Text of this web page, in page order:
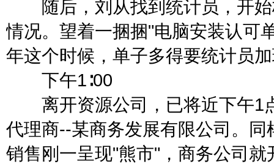
随后，刘从找到统计员，开始
情况。望着一捆捆"电脑安装认可
年这个时候，单子多得要统计员
下午1∶00
离开资源公司，已将近下午1
代理商--某商务发展有限公司。
销售刚一呈现"熊市"，商务公司